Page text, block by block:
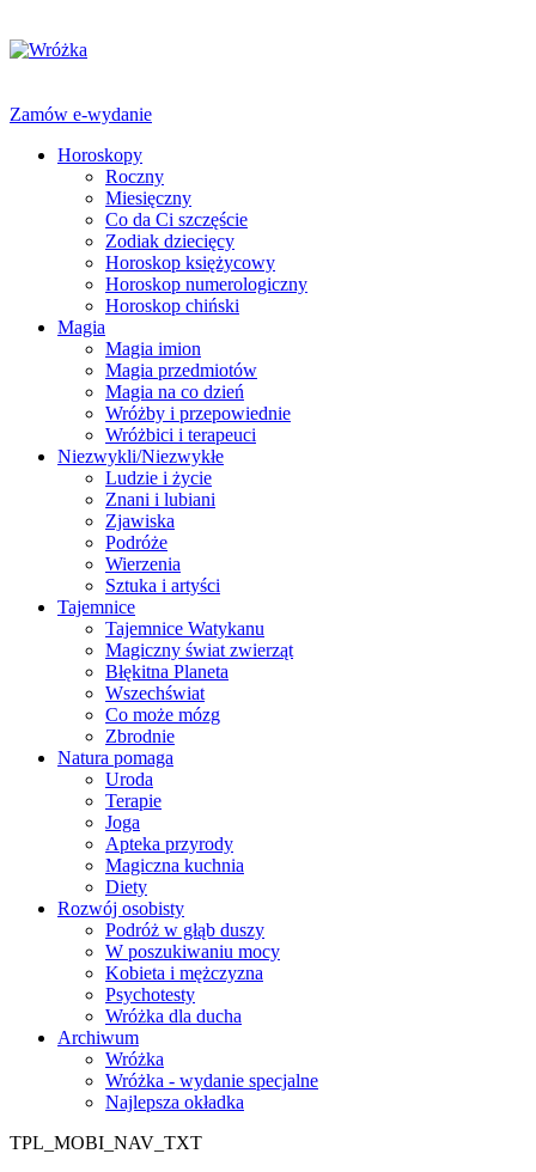
Zamów e-wydanie
Horoskopy
Roczny
Miesięczny
Co da Ci szczęście
Zodiak dziecięcy
Horoskop księżycowy
Horoskop numerologiczny
Horoskop chiński
Magia
Magia imion
Magia przedmiotów
Magia na co dzień
Wróżby i przepowiednie
Wróżbici i terapeuci
Niezwykli/Niezwykłe
Ludzie i życie
Znani i lubiani
Zjawiska
Podróże
Wierzenia
Sztuka i artyści
Tajemnice
Tajemnice Watykanu
Magiczny świat zwierząt
Błękitna Planeta
Wszechświat
Co może mózg
Zbrodnie
Natura pomaga
Uroda
Terapie
Joga
Apteka przyrody
Magiczna kuchnia
Diety
Rozwój osobisty
Podróż w głąb duszy
W poszukiwaniu mocy
Kobieta i mężczyzna
Psychotesty
Wróżka dla ducha
Archiwum
Wróżka
Wróżka - wydanie specjalne
Najlepsza okładka
TPL_MOBI_NAV_TXT